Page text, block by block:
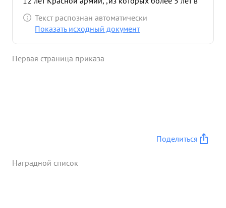
части Преданность партии Ленина-Сталина и
боевую смелость показал 1938г. ,за что награжден
частях Белов русского фронта в 1944г.
Сталина. ...»
Текст распознан автоматически
Показать исходный документ
Первая страница приказа
Поделиться
Наградной список